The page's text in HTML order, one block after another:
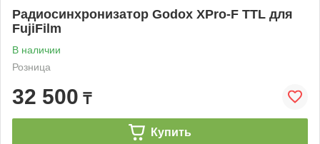
Радиосинхронизатор Godox XPro-F TTL для
FujiFilm
В наличии
Розница
32 500 ₸
Купить